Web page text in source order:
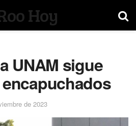
Hoy
UNAM sigue
de 2023